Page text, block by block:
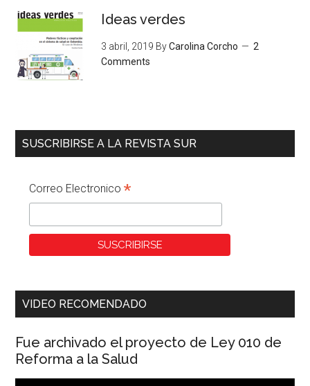
Ideas verdes
3 abril, 2019 ByCarolina Corcho
2
Comments
SUSCRIBIRSE A LA REVISTA SUR
Correo Electronico*
VIDEO RECOMENDADO
Fue archivado el proyecto de Ley 010 de
Reforma a la Salud